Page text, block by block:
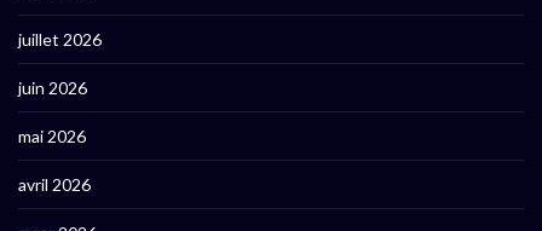
juillet 2026
juin 2026
mai 2026
avril 2026